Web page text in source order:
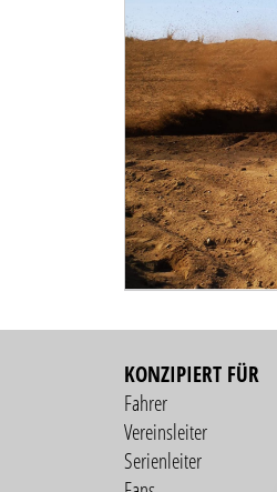
KONZIPIERT FÜR
Fahrer
Vereinsleiter
Serienleiter